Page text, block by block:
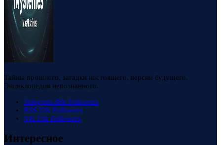
Тайны прошлого, загадки настоящего, версии будущего.
Энциклопедия непознанного.
Telegram 88k Followers
RSS 23k Followers
VK 23k Followers
Интересное